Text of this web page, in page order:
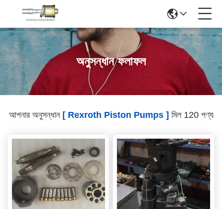
অনুসন্ধান ফলাফল
আপনার অনুসন্ধান [ Rexroth Piston Pumps ] মিল 120 পণ্য